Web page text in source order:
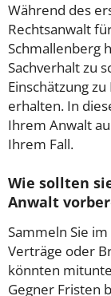
Während des
Rechtsanwalt
Schmallenberg
Sachverhalt zu
Einschätzung
erhalten. In
Ihrem Anwalt
Ihrem Fall.
Wie sollten
Anwalt
Sammeln Sie
Verträge oder
könnten
Gegner Fristen